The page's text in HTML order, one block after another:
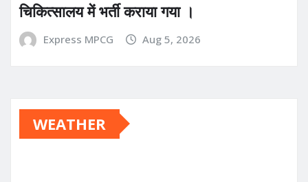
चिकित्सालय में भर्ती कराया गया ।
Express MPCG Aug 5, 2026
WEATHER